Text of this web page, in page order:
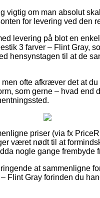
om man absolut
for levering ved den
levering på blot en
3 farver – Flint Gray,
hensynstagen til at de
ofte afkræver det at
som gerne – hvad end
priser (via fx
været nødt til at
nogle gange frembyde
at sammenligne
Flint Gray forinden du